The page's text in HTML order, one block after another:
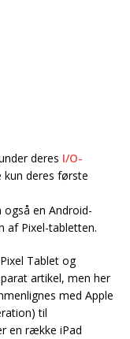
deres I/O-
kun deres første
en Android-
af Pixel-tabletten.
Tablet og
artikel, men her
med Apple
til
en række iPad